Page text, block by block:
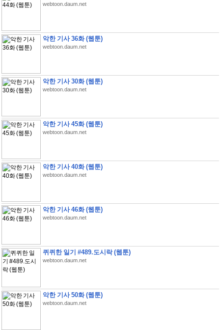
webtoon.daum.net
악한 기사 36화 (웹툰)
webtoon.daum.net
악한 기사 30화 (웹툰)
webtoon.daum.net
악한 기사 45화 (웹툰)
webtoon.daum.net
악한 기사 40화 (웹툰)
webtoon.daum.net
악한 기사 46화 (웹툰)
webtoon.daum.net
퀴퀴한 일기 #489.도시락 (웹툰)
webtoon.daum.net
악한 기사 50화 (웹툰)
webtoon.daum.net